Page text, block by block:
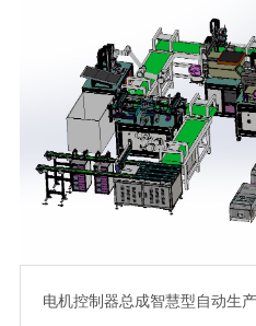
电机控制器总成智慧型自动生